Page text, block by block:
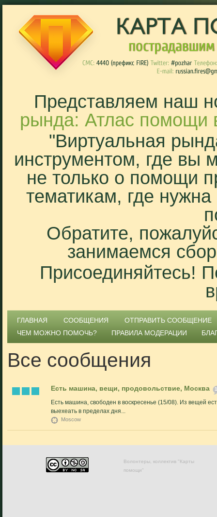
Представляем наш
рында: Атлас помощи
"Виртуальная
инструментом, где вы
не только о помощи
тематикам, где
Обратите,
занимаемся
Присоединяйтесь!
ГЛАВНАЯ СООБЩЕНИЯ
ОТПРАВИТЬ СООБЩЕНИЕ
ЧЕМ МОЖНО ПОМОЧЬ?
ПРАВИЛА МОДЕРАЦИИ
Все сообщения
Есть машина, вещи, продовольствие, Москва
Есть машина, свободен в воскресенье (15/08). Из вещей
выехеать в пределах дня...
Moscow
Волонтеры, коллектив "Карты
помощи"